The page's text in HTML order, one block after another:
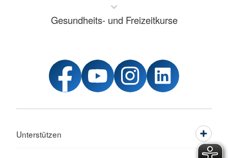
Gesundheits- und Freizeitkurse
Unterstützen